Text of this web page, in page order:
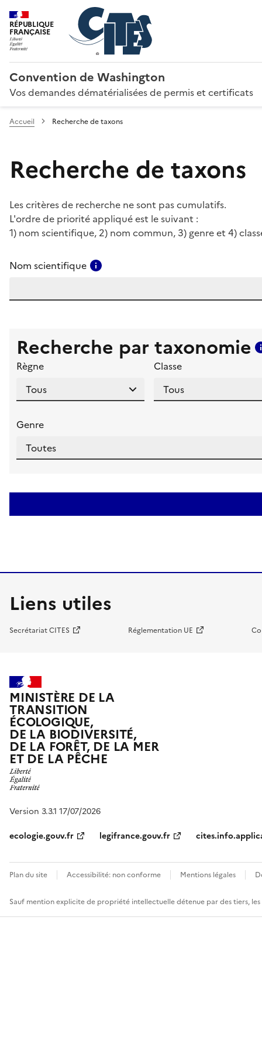
RÉPUBLIQUE
FRANÇAISE
Convention de Washington
Vos demandes dématérialisées de permis et certificats
Accueil Recherche de taxons
Recherche de taxons
Les critères de recherche ne sont pas cumulatifs.
L'ordre de priorité appliqué est le suivant :
1) nom scientifique, 2) nom commun, 3) genre et 4)
Nom scientifique
Recherche par taxonomie
Règne Classe
Genre
Liens utiles
Secrétariat CITES Réglementation UE
MINISTÈRE DE LA
TRANSITION
ÉCOLOGIQUE,
DE LA BIODIVERSITÉ,
DE LA FORÊT, DE LA MER
ET DE LA PÊCHE
Version 3.3.1 17/07/2026
ecologie.gouv.fr
legifrance.gouv.fr
Plan du site Accessibilité: non conforme Mentions légales
Sauf mention explicite de propriété intellectuelle détenue par des tiers,